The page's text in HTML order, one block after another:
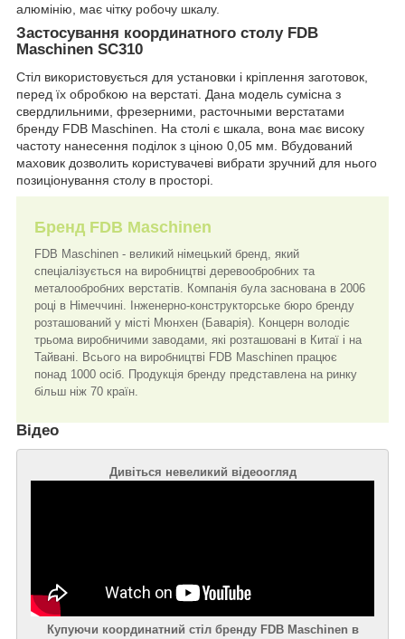
алюмінію, має чітку робочу шкалу.
Застосування координатного столу FDB
Maschinen SC310
Стіл використовується для установки і кріплення заготовок,
перед їх обробкою на верстаті. Дана модель сумісна з
свердлильними, фрезерними, расточными верстатами
бренду FDB Maschinen. На столі є шкала, вона має високу
частоту нанесення поділок з ціною 0,05 мм. Вбудований
маховик дозволить користувачеві вибрати зручний для нього
позиціонування столу в просторі.
Бренд FDB Maschinen
FDB Maschinen - великий німецький бренд, який
спеціалізується на виробництві деревообробних та
металообробних верстатів. Компанія була заснована в 2006
році в Німеччині. Інженерно-конструкторське бюро бренду
розташований у місті Мюнхен (Баварія). Концерн володіє
трьома виробничими заводами, які розташовані в Китаї і на
Тайвані. Всього на виробництві FDB Maschinen працює
понад 1000 осіб. Продукція бренду представлена на ринку
більш ніж 70 країн.
Відео
Дивіться невеликий відеоогляд
Купуючи координатний стіл бренду FDB Maschinen в